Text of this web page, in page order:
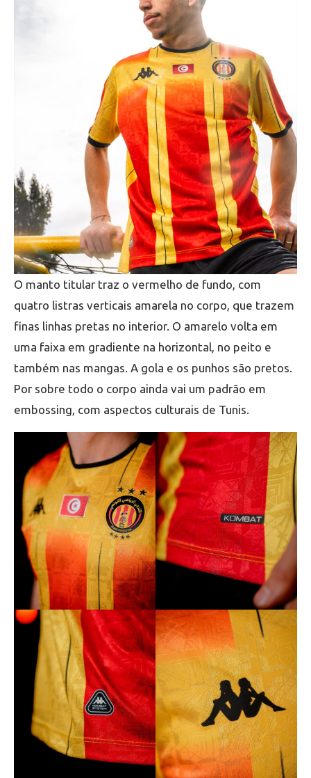
O manto titular traz o vermelho de fundo, com
quatro listras verticais amarela no corpo, que trazem
finas linhas pretas no interior. O amarelo volta em
uma faixa em gradiente na horizontal, no peito e
também nas mangas. A gola e os punhos são pretos.
Por sobre todo o corpo ainda vai um padrão em
embossing, com aspectos culturais de Tunis.